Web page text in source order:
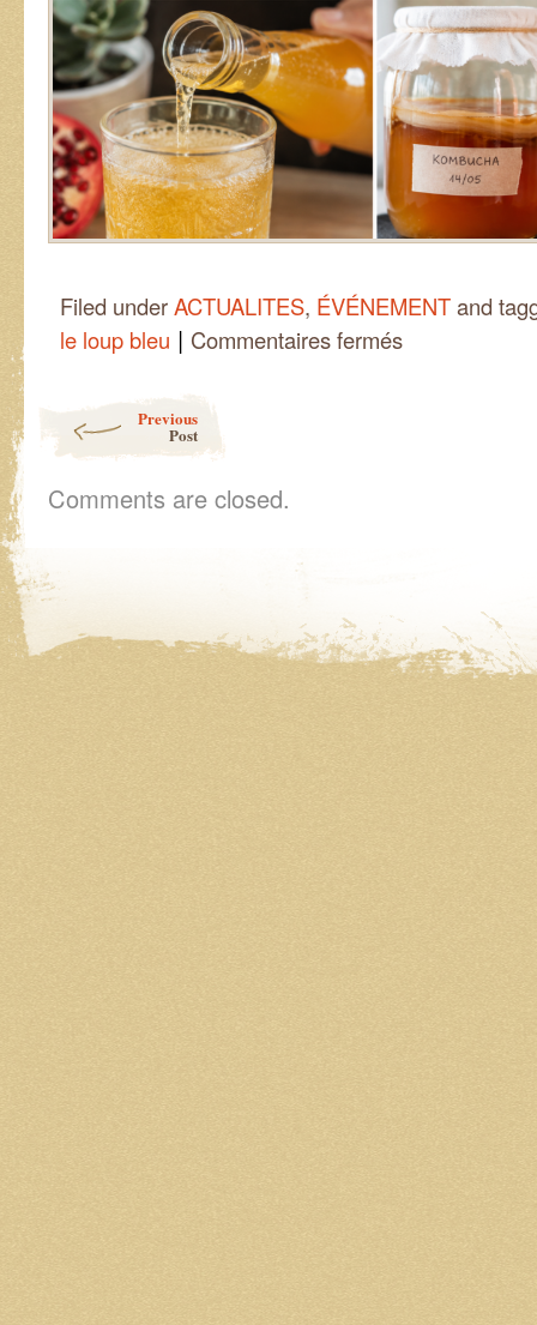
Filed underACTUALITES, ÉVÉNEMENTand
le loup bleu | Commentaires fermés
Previous
Post
Comments are closed.